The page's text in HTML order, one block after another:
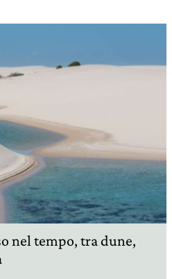
nel tempo, tra dune,